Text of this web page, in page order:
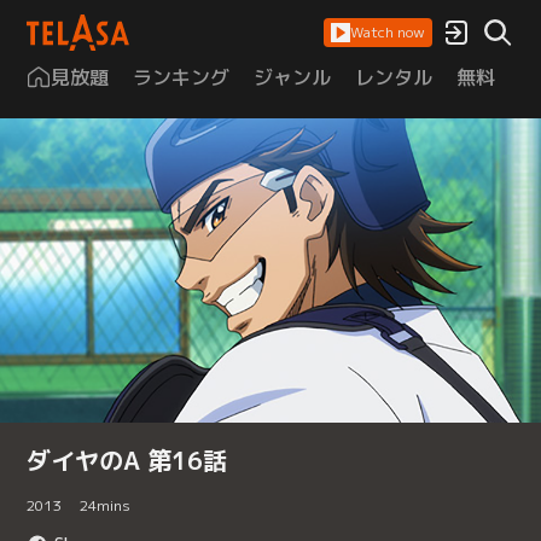
Watch now
見放題 ランキング ジャンル レンタル 無料
ダイヤのA 第16話
2013 24mins